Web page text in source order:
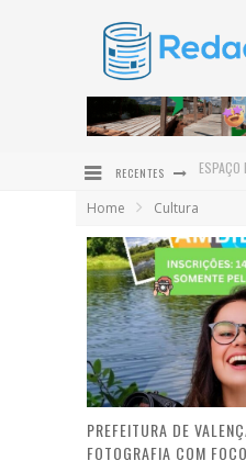
RECENTES
Home Cultura
PREFEITURA DE
FOTOGRAFIA COM